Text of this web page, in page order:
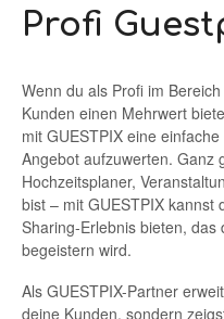
Profi
Wenn du als Profi im
Kunden einen Mehrwert
mit GUESTPIX eine
Angebot aufzuwerten. Ganz
Hochzeitsplaner,
bist – mit GUESTPIX kannst
Sharing-Erlebnis bieten,
begeistern wird.
Als GUESTPIX-Partner
deine Kunden, sondern